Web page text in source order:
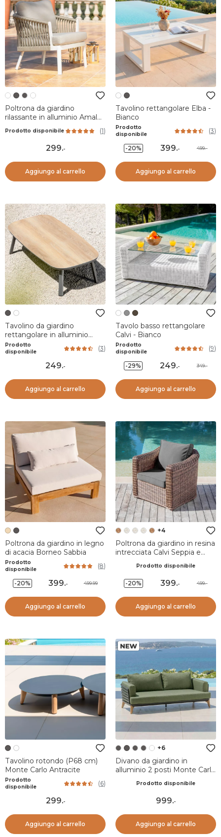
Poltrona da giardino
rilassante in alluminio Amalfi
Prodotto disponibile (1)
299.-
Aggiungo al carrello
Tavolino rettangolare Elba -
Bianco
Prodotto
disponibile
(3)
-20% 399.- 499.-
Aggiungo al carrello
Tavolino da giardino
rettangolare in alluminio
Amalfi Grigio antracite
Prodotto
disponibile
(3)
249.-
Aggiungo al carrello
Tavolo basso rettangolare
Calvi - Bianco
Prodotto
disponibile
(9)
-29% 249.- 349.-
Aggiungo al carrello
Poltrona da giardino in legno
di acacia Borneo Sabbia
Prodotto
disponibile
(8)
-20% 399.- 499.99
Aggiungo al carrello
+4
Poltrona da giardino in resina
intrecciata Calvi Seppia e
Prodotto disponibile
-20% 399.- 499.-
Aggiungo al carrello
Tavolino rotondo (P68 cm)
Monte Carlo Antracite
Prodotto
disponibile
(6)
299.-
Aggiungo al carrello
+6
Divano da giardino in
alluminio 2 posti Monte Carlo
rosmarinoProdotto disponibile
999.-
Aggiungo al carrello